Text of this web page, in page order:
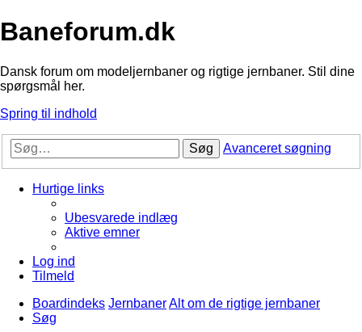
Baneforum.dk
Dansk forum om modeljernbaner og rigtige jernbaner. Stil dine
spørgsmål her.
Spring til indhold
Søg Avanceret søgning
Hurtige links
Ubesvarede indlæg
Aktive emner
Log ind
Tilmeld
Boardindeks JernbanerAlt om de rigtige jernbaner
Søg